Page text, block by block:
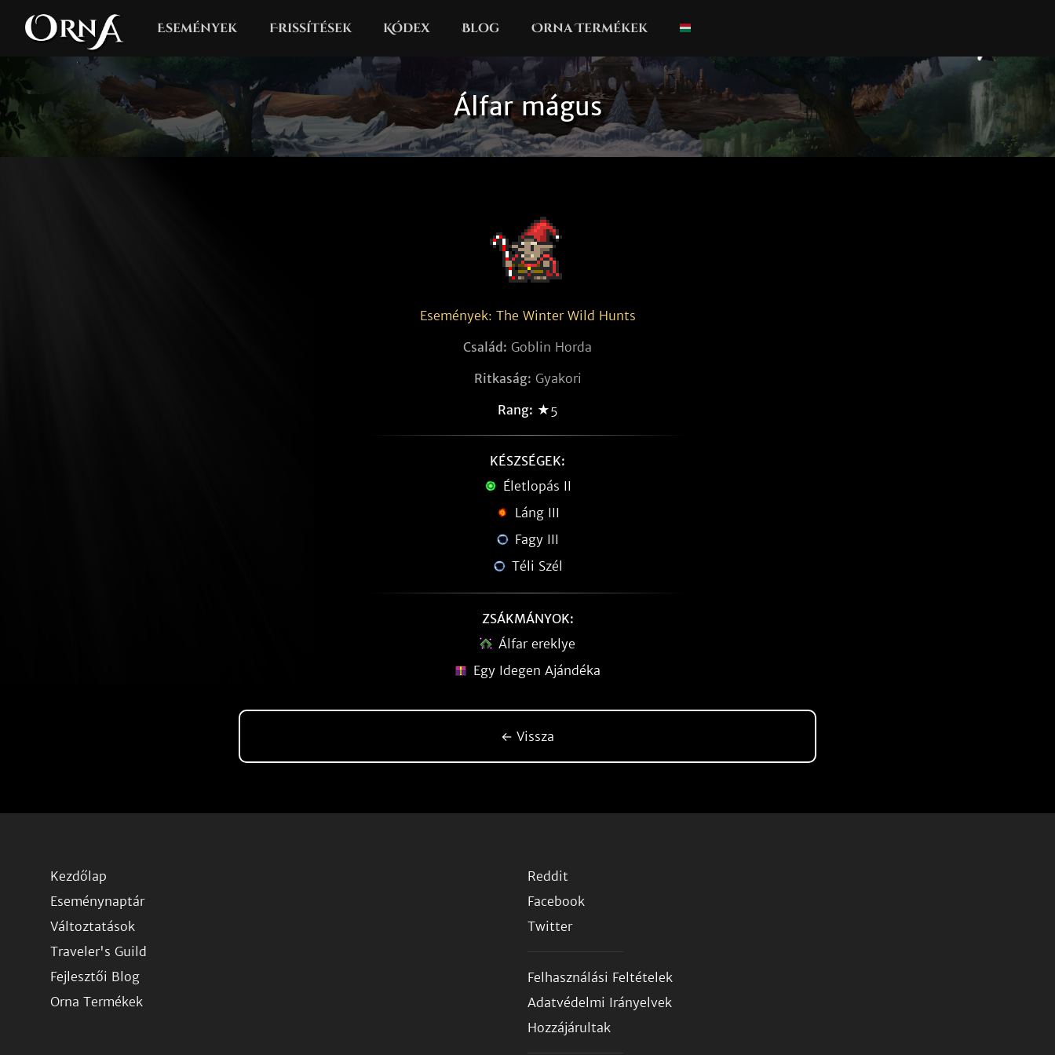
Események Frissítések Kódex Blog Orna Termékek
Álfar mágus
Események: The Winter Wild Hunts
Család: Goblin Horda
Ritkaság: Gyakori
Rang: ★5
KÉSZSÉGEK:
Életlopás II
Láng III
Fagy III
Téli Szél
ZSÁKMÁNYOK:
Álfar ereklye
Egy Idegen Ajándéka
← Vissza
Kezdőlap
Eseménynaptár
Változtatások
Traveler's Guild
Fejlesztői Blog
Orna Termékek
Reddit
Facebook
Twitter
Felhasználási Feltételek
Adatvédelmi Irányelvek
Hozzájárultak